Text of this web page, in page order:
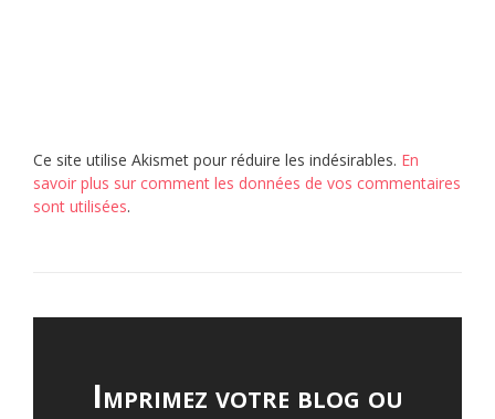
Ce site utilise Akismet pour réduire les indésirables. En
savoir plus sur comment les données de vos commentaires
sont utilisées.
Imprimez votre blog ou